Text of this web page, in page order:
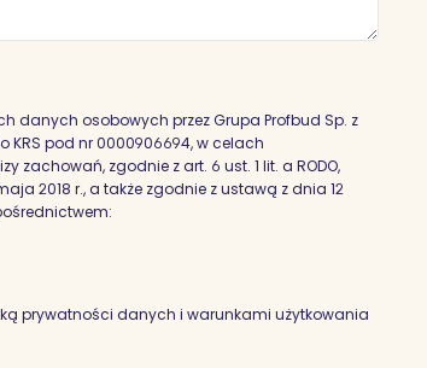
danych osobowych przez Grupa Profbud Sp. z
KRS pod nr 0000906694, w celach
zgodnie z art. 6 ust. 1 lit. a RODO,
2018 r., a także zgodnie z ustawą z dnia 12
prywatności danych i warunkami użytkowania